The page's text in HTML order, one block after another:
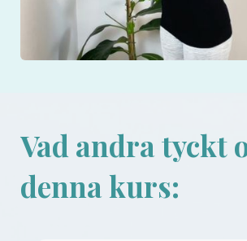
Vad andra tyckt
denna kurs: